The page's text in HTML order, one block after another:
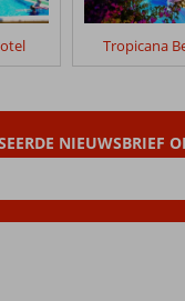
Tropicana
NIEUWSBRIEF